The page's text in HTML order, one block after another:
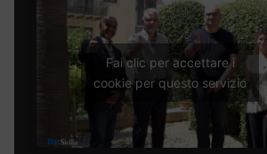
Fai clic per accettare i
cookie per questo servizio